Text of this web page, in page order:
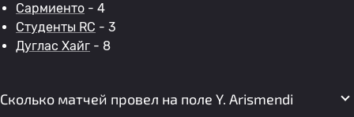
Сармиенто - 4
Студенты RC - 3
Дуглас Хайг - 8
Сколько матчей провел на поле Y. Arismendi